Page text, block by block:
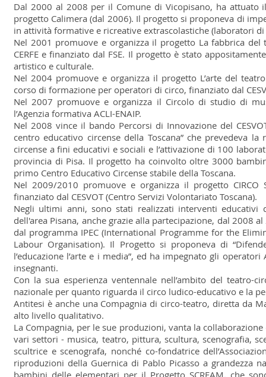
Dal 2000 al 2008 per il Comune di Vicopisano, ha attuato
progetto Calimera (dal 2006). Il progetto si proponeva di
in attività formative e ricreative extrascolastiche (laboratori
Nel 2001 promuove e organizza il progetto La fabbrica
CERFE e finanziato dal FSE. Il progetto è stato
artistico e culturale.
Nel 2004 promuove e organizza il progetto L’arte del
corso di formazione per operatori di circo, finanziato dal
Nel 2007 promuove e organizza il Circolo di studio di
l’Agenzia formativa ACLI-ENAIP.
Nel 2008 vince il bando Percorsi di Innovazione del
centro educativo circense della Toscana” che prevedeva
circense a fini educativi e sociali e l’attivazione di 100
provincia di Pisa. Il progetto ha coinvolto oltre 3000
primo Centro Educativo Circense stabile della Toscana.
Nel 2009/2010 promuove e organizza il progetto
finanziato dal CESVOT (Centro Servizi Volontariato Toscana).
Negli ultimi anni, sono stati realizzati interventi educativi
dell'area Pisana, anche grazie alla partecipazione, dal 2008
dal programma IPEC (International Programme for the
Labour Organisation). Il Progetto si proponeva di
l’educazione l’arte e i media”, ed ha impegnato gli
insegnanti.
Con la sua esperienza ventennale nell’ambito del
nazionale per quanto riguarda il circo ludico-educativo e la
Antitesi è anche una Compagnia di circo-teatro, diretta da
alto livello qualitativo.
La Compagnia, per le sue produzioni, vanta la
vari settori - musica, teatro, pittura, scultura, scenografia,
scultrice e scenografa, nonché co-fondatrice
riproduzioni della Guernica di Pablo Picasso a grandezza
bambini delle elementari per il Progetto SCREAM, che